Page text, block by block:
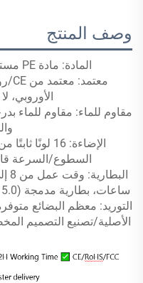
وصف المنتج
المادة: مادة PE مستوردة، خالية من السموم وغير ضارة؛
السطوع/السرعة
ساعات، بطارية مدمجة (5.0 فولت 1000 ملي أمبير في الساعة)؛
التوريد: معظم البضائع
الأصلية/تصنيع التصميم